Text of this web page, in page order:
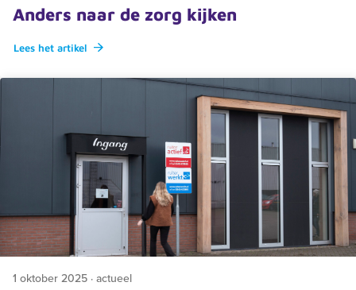
Anders naar de zorg kijken
Lees het artikel
1 oktober 2025 · actueel